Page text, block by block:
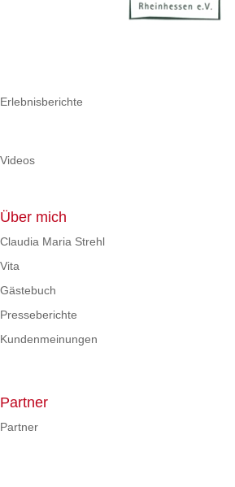
Erlebnisberichte
Videos
Über mich
Claudia Maria Strehl
Vita
Gästebuch
Presseberichte
Kundenmeinungen
Partner
Partner